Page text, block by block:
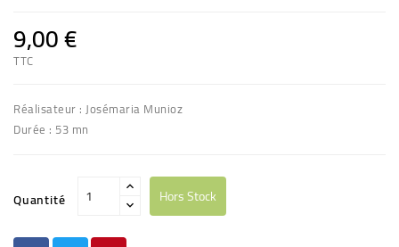
9,00 €
TTC
Réalisateur : Josémaria Munioz
Durée : 53 mn
Quantité Hors Stock